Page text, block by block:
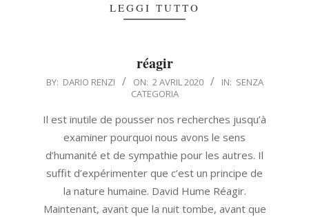
LEGGI TUTTO
réagir
2020-
02
BY: DARIO RENZI ON: 2 AVRIL 2020 IN: SENZA
CATEGORIA
Il est inutile de pousser nos recherches jusqu’à
examiner pourquoi nous avons le sens
d’humanité et de sympathie pour les autres. Il
suffit d’expérimenter que c’est un principe de
la nature humaine. David Hume Réagir.
Maintenant, avant que la nuit tombe, avant que